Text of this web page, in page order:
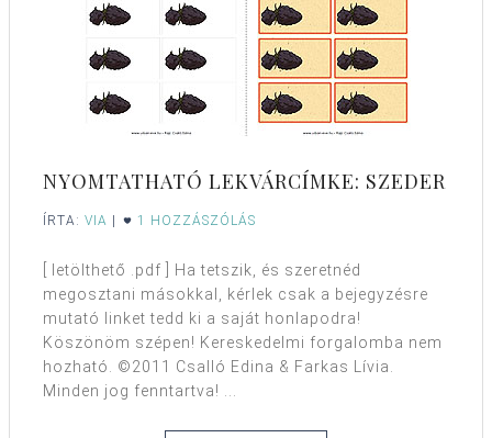
NYOMTATHATÓ LEKVÁRCÍMKE: SZEDER
ÍRTA: VIA 1 HOZZÁSZÓLÁS
[ letölthető .pdf ] Ha tetszik, és szeretnéd
megosztani másokkal, kérlek csak a bejegyzésre
mutató linket tedd ki a saját honlapodra!
Köszönöm szépen! Kereskedelmi forgalomba nem
hozható. ©2011 Csalló Edina & Farkas Lívia.
Minden jog fenntartva! ...